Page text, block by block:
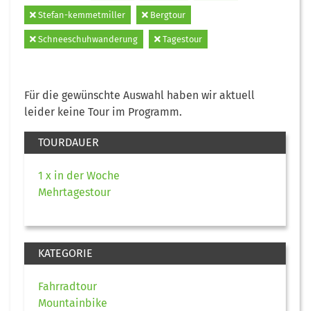
Stefan-kemmetmiller Bergtour
Schneeschuhwanderung Tagestour
Für die gewünschte Auswahl haben wir aktuell
leider keine Tour im Programm.
TOURDAUER
1 x in der Woche
Mehrtagestour
KATEGORIE
Fahrradtour
Mountainbike